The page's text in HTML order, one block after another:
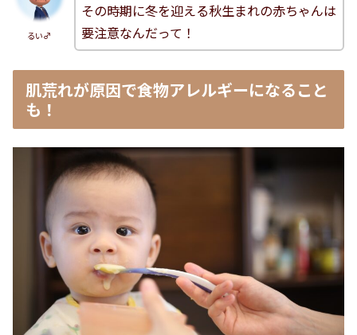
るい♂
その時期に冬を迎える秋生まれの赤ちゃんは
要注意なんだって！
肌荒れが原因で食物アレルギーになること
も！